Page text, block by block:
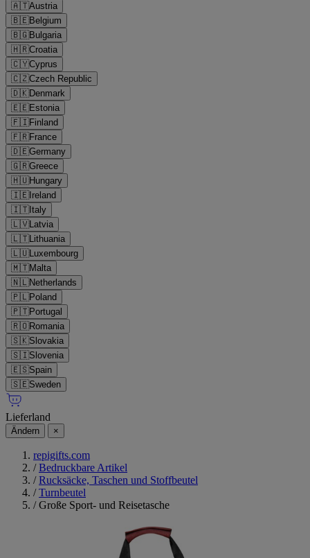
🇦🇹Austria
🇧🇪Belgium
🇧🇬Bulgaria
🇭🇷Croatia
🇨🇾Cyprus
🇨🇿Czech Republic
🇩🇰Denmark
🇪🇪Estonia
🇫🇮Finland
🇫🇷France
🇩🇪Germany
🇬🇷Greece
🇭🇺Hungary
🇮🇪Ireland
🇮🇹Italy
🇱🇻Latvia
🇱🇹Lithuania
🇱🇺Luxembourg
🇲🇹Malta
🇳🇱Netherlands
🇵🇱Poland
🇵🇹Portugal
🇷🇴Romania
🇸🇰Slovakia
🇸🇮Slovenia
🇪🇸Spain
🇸🇪Sweden
Lieferland
Ändern ×
repigifts.com
/ Bedruckbare Artikel
/ Rucksäcke, Taschen und Stoffbeutel
/ Turnbeutel
/ Große Sport- und Reisetasche